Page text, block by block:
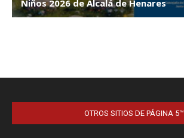
OTROS SITIOS DE PÁGINA 5™